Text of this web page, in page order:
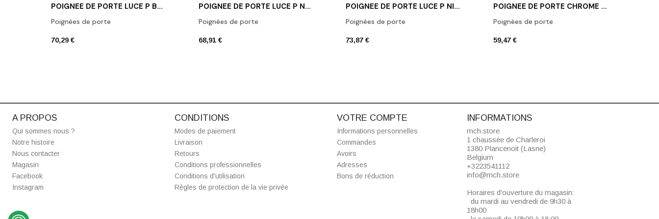
POIGNÉE DE PORTE LUCE P BRONZE MAT
Poignées de porte
70,29 €
POIGNÉE DE PORTE LUCE P NOIR MAT
Poignées de porte
68,91 €
POIGNÉE DE PORTE LUCE P NICKEL SATINÉ
Poignées de porte
73,87 €
POIGNÉE DE PORTE CHROME MAT LUCE P
Poignées de porte
59,47 €
A PROPOS
Qui sommes nous ?
Notre histoire
Nous contacter
Magasin
Facebook
Instagram
CONDITIONS
Modes de paiement
Livraison
Retours
Conditions professionnelles
Conditions d'utilisation
Règles de protection de la vie privée
VOTRE COMPTE
Informations personnelles
Commandes
Avoirs
Adresses
Bons de réduction
INFORMATIONS
mch.store
1 chaussée de Charleroi
1380 Plancenoit (Lasne)
Belgium
+3223541112
info@mch.store
Horaires d'ouverture du magasin:
du mardi au vendredi de 9h30 à
18h00